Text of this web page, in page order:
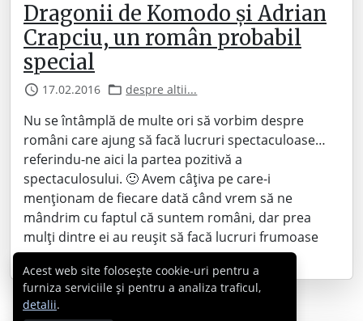
Dragonii de Komodo și Adrian
Crapciu, un român probabil
special
17.02.2016 despre altii...
Nu se întâmplă de multe ori să vorbim despre
români care ajung să facă lucruri spectaculoase…
referindu-ne aici la partea pozitivă a
spectaculosului. 🙂 Avem câțiva pe care-i
menționam de fiecare dată când vrem să ne
mândrim cu faptul că suntem români, dar prea
mulți dintre ei au reușit să facă lucruri frumoase
acum prea…
Acest web site folosește cookie-uri pentru a
furniza serviciile și pentru a analiza traficul,
detalii.